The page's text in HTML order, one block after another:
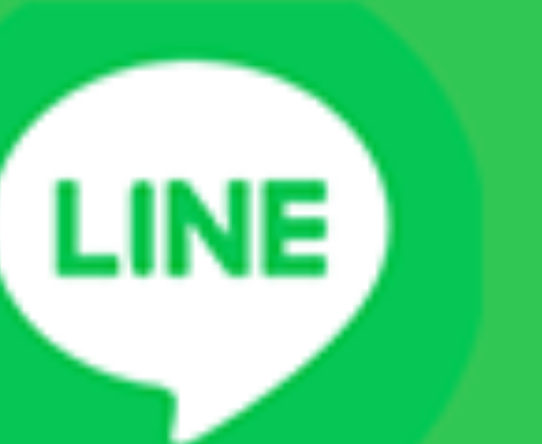
Q：食欲を取り戻させるための応急処置のような
方法はありますか？
A：ごはんを人肌程度に温めて香りを引き立たせ
る、お気に入りのふりかけやオヤツを少量トッピ
ングする、などの工夫を取り入れてみると良いで
しょう。しかし、それでも改善が見られない場合
は、自己判断せず動物病院で診察を受けてくださ